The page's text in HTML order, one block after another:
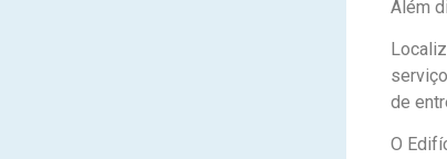
Além
de
O